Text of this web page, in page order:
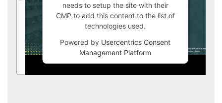
needs to setup the site with their
CMP to add this content to the list of
technologies used.
Powered by Usercentrics Consent
Management Platform